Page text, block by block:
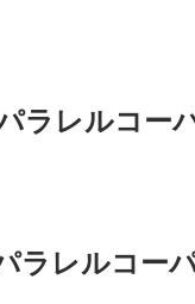
パラレルコー
ラレルコー